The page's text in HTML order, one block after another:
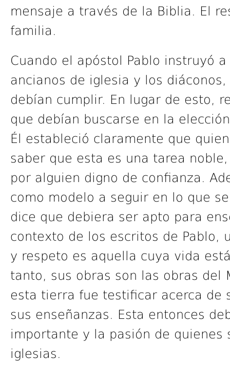
mensaje a través de la Biblia. El
familia.
Cuando el apóstol Pablo instruyó
ancianos de iglesia y los
debían cumplir. En lugar de esto,
que debían buscarse en la
Él estableció claramente que
saber que esta es una tarea
por alguien digno de confianza.
como modelo a seguir en lo que
dice que debiera ser apto para
contexto de los escritos de Pablo,
y respeto es aquella cuya vida
tanto, sus obras son las obras del
esta tierra fue testificar acerca de
sus enseñanzas. Esta entonces
importante y la pasión de quienes
iglesias.